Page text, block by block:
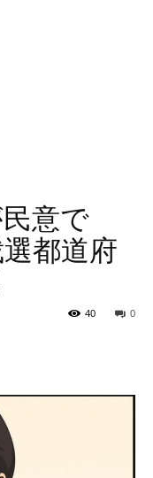
民意で
都道府
0
40